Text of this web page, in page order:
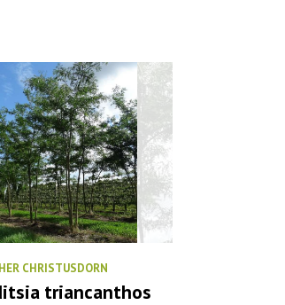
CHRISTUSDORN
triancanthos